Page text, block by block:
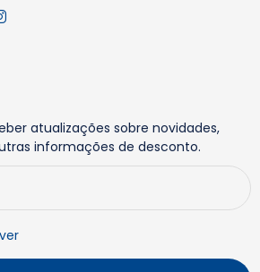
atualizações sobre novidades,
informações de desconto.